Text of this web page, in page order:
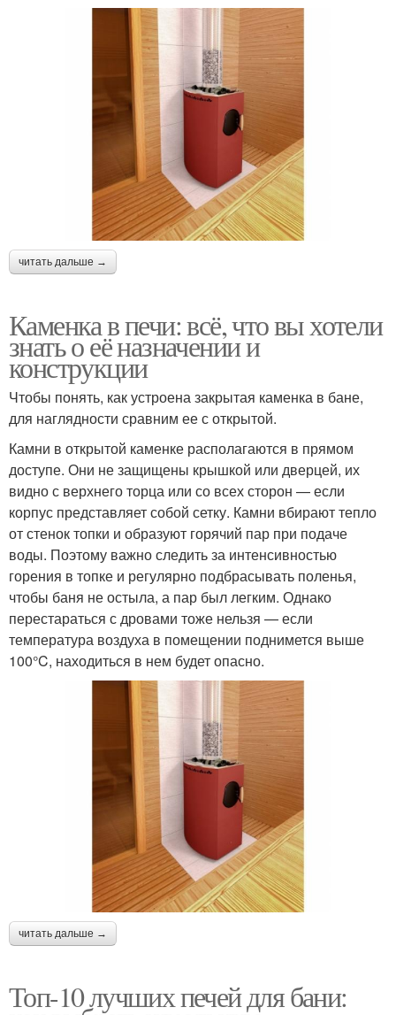
читать дальше →
Каменка в печи: всё, что вы хотели
знать о её назначении и
конструкции
Чтобы понять, как устроена закрытая каменка в бане,
для наглядности сравним ее с открытой.
Камни в открытой каменке располагаются в прямом
доступе. Они не защищены крышкой или дверцей, их
видно с верхнего торца или со всех сторон — если
корпус представляет собой сетку. Камни вбирают тепло
от стенок топки и образуют горячий пар при подаче
воды. Поэтому важно следить за интенсивностью
горения в топке и регулярно подбрасывать поленья,
чтобы баня не остыла, а пар был легким. Однако
перестараться с дровами тоже нельзя — если
температура воздуха в помещении поднимется выше
100°C, находиться в нем будет опасно.
читать дальше →
Топ-10 лучших печей для бани: